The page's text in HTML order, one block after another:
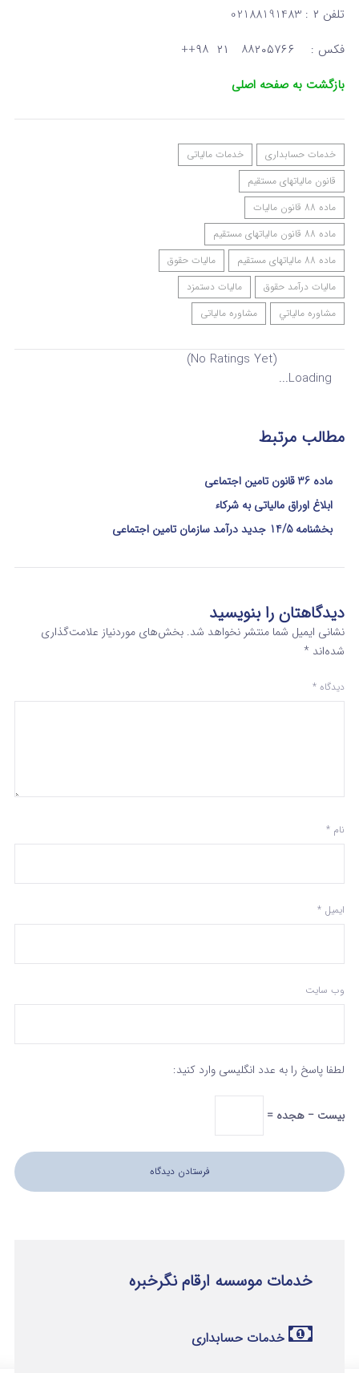
تلفن ۲ : 02188191483
فکس : ۸۸۲۰۵۷۶۶ ۲۱ ۹۸++
بازگشت به صفحه اصلی
خدمات حسابداری
خدمات مالیاتی
قانون مالیاتهای مستقیم
ماده 88 قانون مالیات
ماده 88 قانون مالیاتهای مستقیم
ماده 88 مالیاتهای مستقیم
مالیات حقوق
مالیات درآمد حقوق
مالیات دستمزد
مشاوره مالياتي
مشاوره مالیاتی
(No Ratings Yet)
Loading...
مطالب مرتبط
ماده 36 قانون تامین اجتماعی
ابلاغ اوراق مالیاتی به شرکاء
بخشنامه 14/5 جدید درآمد سازمان تامین اجتماعی
دیدگاهتان را بنویسید
نشانی ایمیل شما منتشر نخواهد شد. بخش‌های موردنیاز علامت‌گذاری
شده‌اند *
دیدگاه *
نام *
ایمیل *
وب‌ سایت
لطفا پاسخ را به عدد انگلیسی وارد کنید:
بیست − هجده =
خدمات موسسه ارقام نگرخبره
خدمات حسابداری